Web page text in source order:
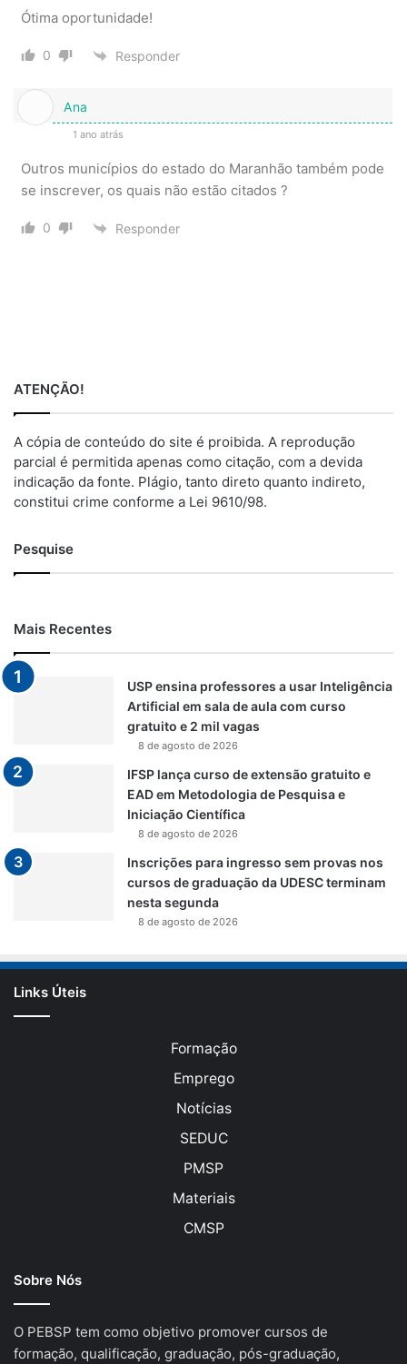
Ótima oportunidade!
0 Responder
Ana
1 ano atrás
Outros municípios do estado do Maranhão também pode
se inscrever, os quais não estão citados ?
0 Responder
ATENÇÃO!
A cópia de conteúdo do site é proibida. A reprodução
parcial é permitida apenas como citação, com a devida
indicação da fonte. Plágio, tanto direto quanto indireto,
constitui crime conforme a Lei 9610/98.
Pesquise
Mais Recentes
USP ensina professores a usar Inteligência
Artificial em sala de aula com curso
gratuito e 2 mil vagas
8 de agosto de 2026
IFSP lança curso de extensão gratuito e
EAD em Metodologia de Pesquisa e
Iniciação Científica
8 de agosto de 2026
Inscrições para ingresso sem provas nos
cursos de graduação da UDESC terminam
nesta segunda
8 de agosto de 2026
Links Úteis
Formação
Emprego
Notícias
SEDUC
PMSP
Materiais
CMSP
Sobre Nós
O PEBSP tem como objetivo promover cursos de
formação, qualificação, graduação, pós-graduação,